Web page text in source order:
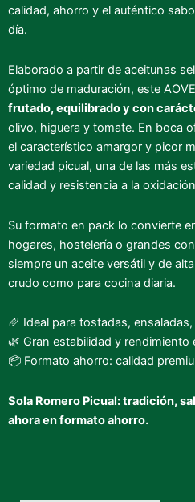
calidad, ahorro y el auténtico
día.
Elaborado a partir de aceitunas
óptimo de maduración, este
frutado, equilibrado y con
olivo, higuera y tomate. En boca
el característico amargor y picor
variedad picual, una de las más
calidad y resistencia a la oxidación
Su formato en pack lo convierte
hogares, hostelería o grandes
siempre un aceite versátil y de
crudo como para cocina diaria.
🥖 Ideal para tostadas,
🌿 Gran estabilidad y rendimiento
📦 Formato ahorro: calidad
Sola Romero Picual: tradición,
ahora en formato ahorro.